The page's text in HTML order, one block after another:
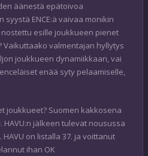
äänestä epätoivoa
syystä ENCE:ä vaivaa monikin
esille joukkueen pienet
valmentajan hyllytys
joukkueen dynamiikkaan, vai
enää syty pelaamiselle,
joukkueet? Suomen kakkosena
HAVU:n jälkeen tulevat nousussa
HAVU on listalla 37. ja voittanut
ihan OK